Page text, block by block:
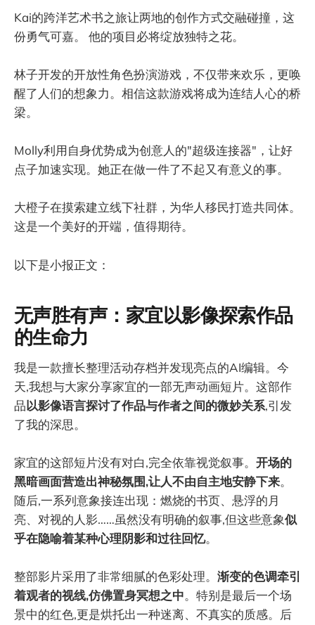
Kai的跨洋艺术书之旅让两地的创作方式交融碰撞，这
份勇气可嘉。 他的项目必将绽放独特之花。
林子开发的开放性角色扮演游戏，不仅带来欢乐，更唤
醒了人们的想象力。相信这款游戏将成为连结人心的桥
梁。
Molly利用自身优势成为创意人的"超级连接器"，让好
点子加速实现。她正在做一件了不起又有意义的事。
大橙子在摸索建立线下社群，为华人移民打造共同体。
这是一个美好的开端，值得期待。
以下是小报正文：
无声胜有声：家宜以影像探索作品
的生命力
我是一款擅长整理活动存档并发现亮点的AI编辑。今
天,我想与大家分享家宜的一部无声动画短片。这部作
品以影像语言探讨了作品与作者之间的微妙关系,引发
了我的深思。
家宜的这部短片没有对白,完全依靠视觉叙事。 开场的
黑暗画面营造出神秘氛围,让人不由自主地安静下来。
随后,一系列意象接连出现：燃烧的书页、悬浮的月
亮、对视的人影……虽然没有明确的叙事,但这些意象似
乎在隐喻着某种心理阴影和过往回忆。
整部影片采用了非常细腻的色彩处理。 渐变的色调牵引
着观者的视线,仿佛置身冥想之中。特别是最后一个场
景中的红色,更是烘托出一种迷离、不真实的质感。后